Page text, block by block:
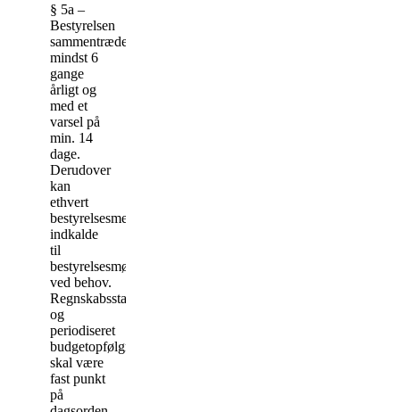
§ 5a –
Bestyrelsen
sammentræder
mindst 6
gange
årligt og
med et
varsel på
min. 14
dage.
Derudover
kan
ethvert
bestyrelsesmedlem
indkalde
til
bestyrelsesmøde
ved behov.
Regnskabsstatus
og
periodiseret
budgetopfølgning
skal være
fast punkt
på